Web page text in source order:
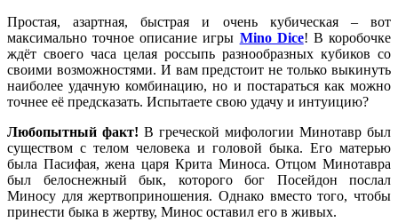
Простая, азартная, быстрая и очень кубическая – вот
максимально точное описание игры Mino Dice! В коробочке
ждёт своего часа целая россыпь разнообразных кубиков со
своими возможностями. И вам предстоит не только выкинуть
наиболее удачную комбинацию, но и постараться как можно
точнее её предсказать. Испытаете свою удачу и интуицию?
Любопытный факт! В греческой мифологии Минотавр был
существом с телом человека и головой быка. Его матерью
была Пасифая, жена царя Крита Миноса. Отцом Минотавра
был белоснежный бык, которого бог Посейдон послал
Миносу для жертвоприношения. Однако вместо того, чтобы
принести быка в жертву, Минос оставил его в живых.